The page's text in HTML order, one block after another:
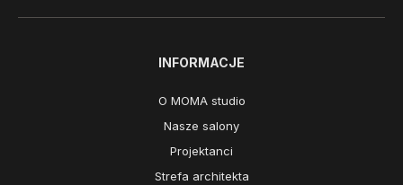
INFORMACJE
O MOMA studio
Nasze salony
Projektanci
Strefa architekta